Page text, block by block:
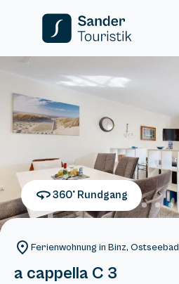
360° Rundgang
Ferienwohnung in Binz, Ostseebad
a cappella C 3